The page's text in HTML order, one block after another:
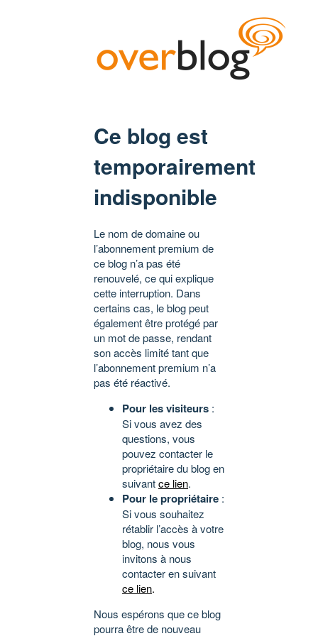
Ce blog est
temporairement
indisponible
Le nom de domaine ou
l’abonnement premium de
ce blog n’a pas été
renouvelé, ce qui explique
cette interruption. Dans
certains cas, le blog peut
également être protégé par
un mot de passe, rendant
son accès limité tant que
l’abonnement premium n’a
pas été réactivé.
Pour les visiteurs :
Si vous avez des
questions, vous
pouvez contacter le
propriétaire du blog en
suivantce lien.
Pour le propriétaire :
Si vous souhaitez
rétablir l’accès à votre
blog, nous vous
invitons à nous
contacter en suivant
ce lien.
Nous espérons que ce blog
pourra être de nouveau